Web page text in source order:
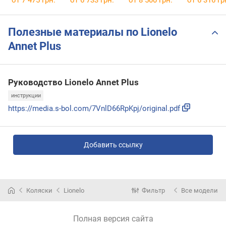
Полезные материалы по Lionelo
Annet Plus
Руководство Lionelo Annet Plus
инструкции
https://media.s-bol.com/7VnlD66RpKpj/original.pdf
Добавить ссылку
Коляски Lionelo Фильтр Все модели
Полная версия сайта